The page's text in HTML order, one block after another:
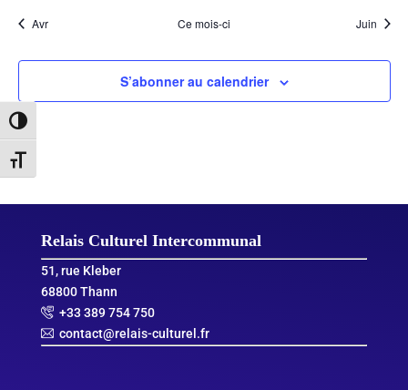
Passer en contraste élevé
Changer la taille de la police
Avr Ce mois-ci Juin
S’abonner au calendrier
Relais Culturel Intercommunal
51, rue Kleber
68800 Thann
+33 389 754 750
contact@relais-culturel.fr